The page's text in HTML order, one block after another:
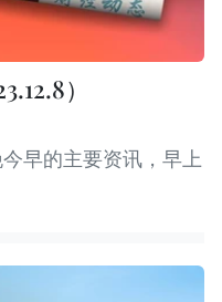
）
早的主要资讯，早上